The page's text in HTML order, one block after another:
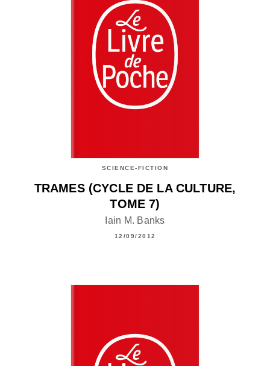
SCIENCE-FICTION
TRAMES (CYCLE DE LA CULTURE,
TOME 7)
Iain M. Banks
12/09/2012